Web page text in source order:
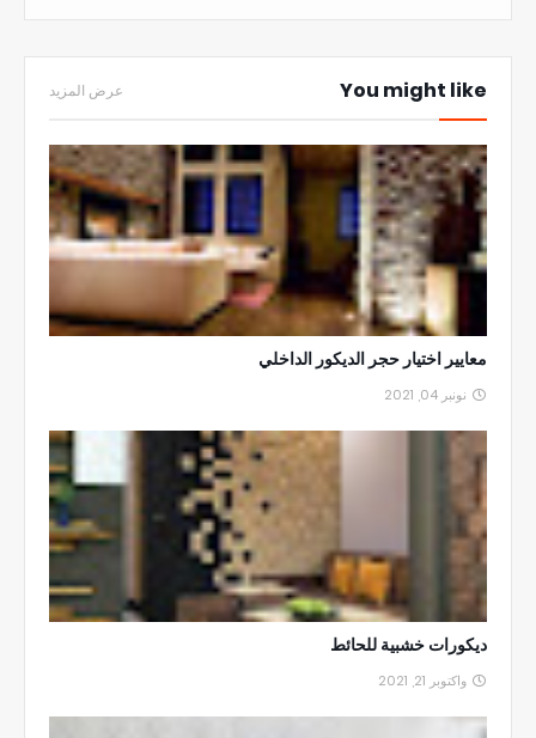
You might like عرض المزيد
معايير اختيار حجر الديكور الداخلي
نونبر 04, 2021
ديكورات خشبية للحائط
واكتوبر 21, 2021